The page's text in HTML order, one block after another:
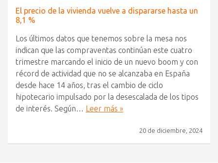
El precio de la vivienda vuelve a dispararse hasta un
8,1 %
Los últimos datos que tenemos sobre la mesa nos
indican que las compraventas continúan este cuatro
trimestre marcando el inicio de un nuevo boom y con
récord de actividad que no se alcanzaba en España
desde hace 14 años, tras el cambio de ciclo
hipotecario impulsado por la desescalada de los tipos
de interés. Según… Leer más »
20 de diciembre, 2024